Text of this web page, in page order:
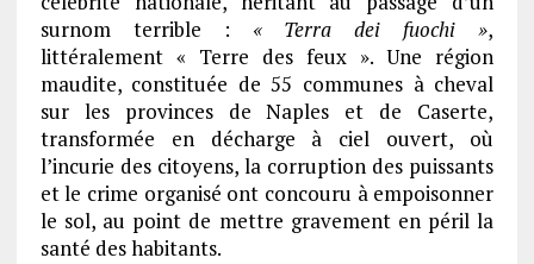
surnom terrible : « Terra dei fuochi »,
littéralement « Terre des feux ». Une région
maudite, constituée de 55 communes à cheval
sur les provinces de Naples et de Caserte,
transformée en décharge à ciel ouvert, où
l’incurie des citoyens, la corruption des puissants
et le crime organisé ont concouru à empoisonner
le sol, au point de mettre gravement en péril la
santé des habitants.